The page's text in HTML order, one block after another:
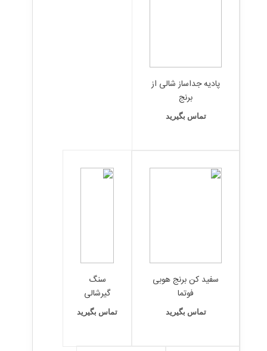
پادیه جداساز شالی از
برنج
تماس بگیرید
سفید کن برنج هوبی
فوتما
تماس بگیرید
سنگ
گیرشالی
تماس بگیرید